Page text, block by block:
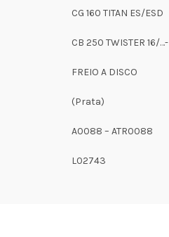
CG 160 TITAN ES/ESD
CB 250 TWISTER 16/…-
FREIO A DISCO
(Prata)
A0088 – ATR0088
L02743